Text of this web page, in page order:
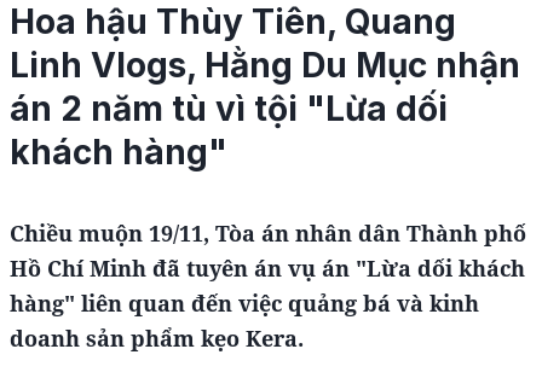
Hoa hậu Thùy Tiên, Quang
Linh Vlogs, Hằng Du Mục nhận
án 2 năm tù vì tội "Lừa dối
khách hàng"
Chiều muộn 19/11, Tòa án nhân dân Thành phố
Hồ Chí Minh đã tuyên án vụ án "Lừa dối khách
hàng" liên quan đến việc quảng bá và kinh
doanh sản phẩm kẹo Kera.